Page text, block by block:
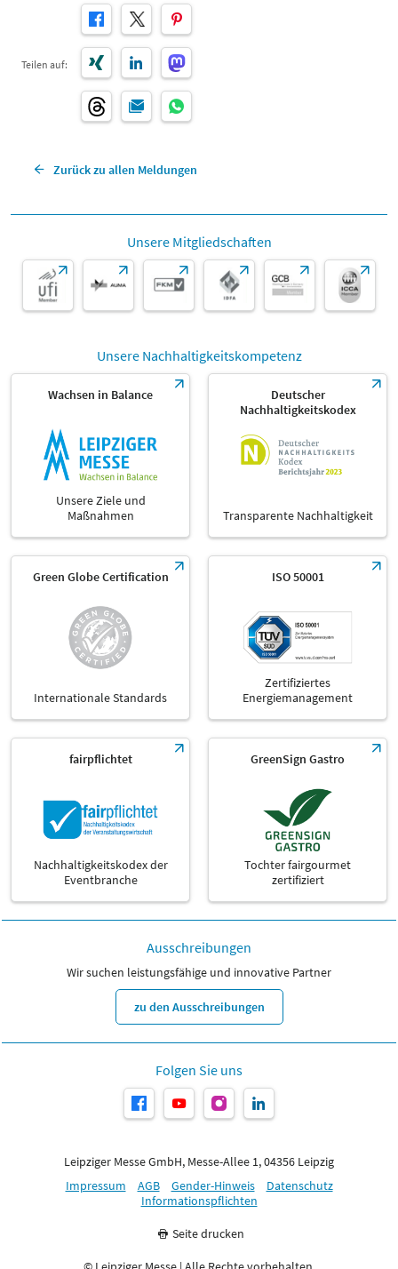
Teilen auf:
Zurück zu allen Meldungen
Unsere Mitgliedschaften
Unsere Nachhaltigkeitskompetenz
Wachsen in Balance
Unsere Ziele und
Maßnahmen
Deutscher
Nachhaltigkeitskodex
Transparente Nachhaltigkeit
Green Globe Certification
Internationale Standards
ISO 50001
Zertifiziertes
Energiemanagement
fairpflichtet
Nachhaltigkeitskodex der
Eventbranche
GreenSign Gastro
Tochter fairgourmet
zertifiziert
Ausschreibungen
Wir suchen leistungsfähige und innovative Partner
zu den Ausschreibungen
Folgen Sie uns
Leipziger Messe GmbH, Messe-Allee 1, 04356 Leipzig
Impressum
AGB Gender-Hinweis
Datenschutz
Informationspflichten
Seite drucken